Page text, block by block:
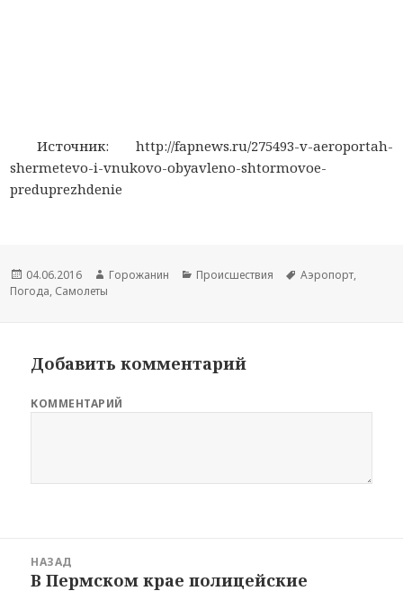
Источник: http://fapnews.ru/275493-v-aeroportah-
shermetevo-i-vnukovo-obyavleno-shtormovoe-
preduprezhdenie
Новость
опубликована
04.06.2016
Автор
Горожанин
Раздел
Происшествия
Тема
Аэропорт,
Погода, Самолеты
Добавить комментарий
КОММЕНТАРИЙ
НАЗАД
Предыдущая
В Пермском крае полицейские